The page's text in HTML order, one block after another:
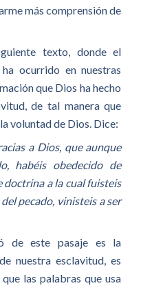
más comprensión de
texto, donde el
ocurrido en nuestras
que Dios ha hecho
de tal manera que
voluntad de Dios. Dice:
a Dios, que aunque
habéis obedecido de
doctrina a la cual fuisteis
pecado, vinisteis a ser
de este pasaje es la
nuestra esclavitud, es
las palabras que usa